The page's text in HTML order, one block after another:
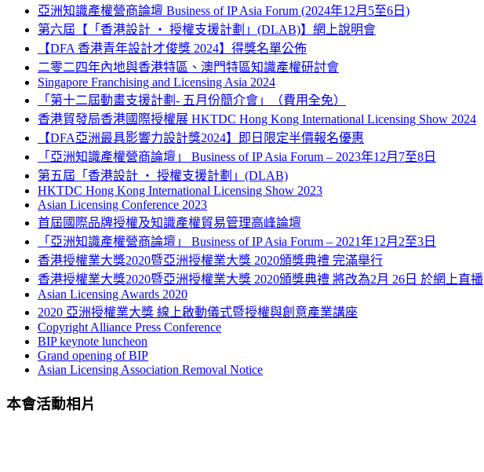
亞洲知識產權營商論壇 Business of IP Asia Forum (2024年12月5至6日)
第六屆【「香港設計 ‧ 授權支援計劃」(DLAB)】網上說明會
【DFA 香港青年設計才俊獎 2024】得獎名單公佈
二零二四年內地與香港特區、澳門特區知識產權研討會
Singapore Franchising and Licensing Asia 2024
「第十二屆動畫支援計劃- 五月份簡介會」（費用全免）
香港貿發局香港國際授權展 HKTDC Hong Kong International Licensing Show 2024
【DFA亞洲最具影響力設計獎2024】即日限定半價報名優惠
「亞洲知識產權營商論壇」 Business of IP Asia Forum – 2023年12月7至8日
第五屆「香港設計 ‧ 授權支援計劃」(DLAB)
HKTDC Hong Kong International Licensing Show 2023
Asian Licensing Conference 2023
首屆國際品牌授權及知識產權貿易管理高峰論壇
「亞洲知識產權營商論壇」 Business of IP Asia Forum – 2021年12月2至3日
香港授權業大獎2020暨亞洲授權業大獎 2020頒獎典禮 完滿舉行
香港授權業大獎2020暨亞洲授權業大獎 2020頒獎典禮 將改為2月 26日 於網上直播
Asian Licensing Awards 2020
2020 亞洲授權業大獎 線上啟動儀式暨授權與創意產業講座
Copyright Alliance Press Conference
BIP keynote luncheon
Grand opening of BIP
Asian Licensing Association Removal Notice
本會活動相片